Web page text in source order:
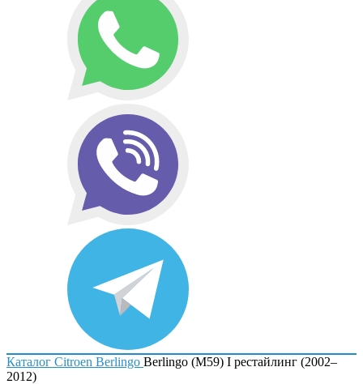
Каталог Citroen Berlingo Berlingo (M59) I рестайлинг (2002–
2012)